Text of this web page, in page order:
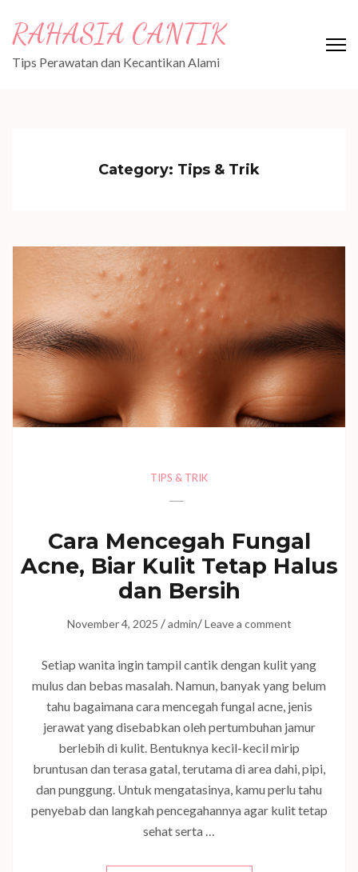
content
(Press
RAHASIA CANTIK
Tips Perawatan dan Kecantikan Alami
Category: Tips & Trik
TIPS & TRIK
Cara Mencegah Fungal
Acne, Biar Kulit Tetap Halus
dan Bersih
November 4, 2025 /admin/Leave a comment
Setiap wanita ingin tampil cantik dengan kulit yang
mulus dan bebas masalah. Namun, banyak yang belum
tahu bagaimana cara mencegah fungal acne, jenis
jerawat yang disebabkan oleh pertumbuhan jamur
berlebih di kulit. Bentuknya kecil-kecil mirip
bruntusan dan terasa gatal, terutama di area dahi, pipi,
dan punggung. Untuk mengatasinya, kamu perlu tahu
penyebab dan langkah pencegahannya agar kulit tetap
sehat serta …